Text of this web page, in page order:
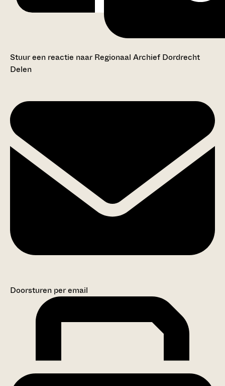
Stuur een reactie naar Regionaal Archief Dordrecht
Delen
Doorsturen per email